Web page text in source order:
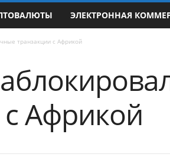
ЭЛЕКТРОННАЯ
транзакции с Африкой
Африкой